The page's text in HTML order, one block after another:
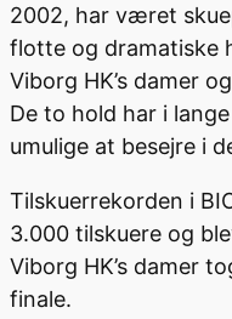
2002, har været
flotte og dramatiske
Viborg HK’s damer
De to hold har i
umulige at besejre i
Tilskuerrekorden i
3.000 tilskuere og
Viborg HK’s damer
finale.